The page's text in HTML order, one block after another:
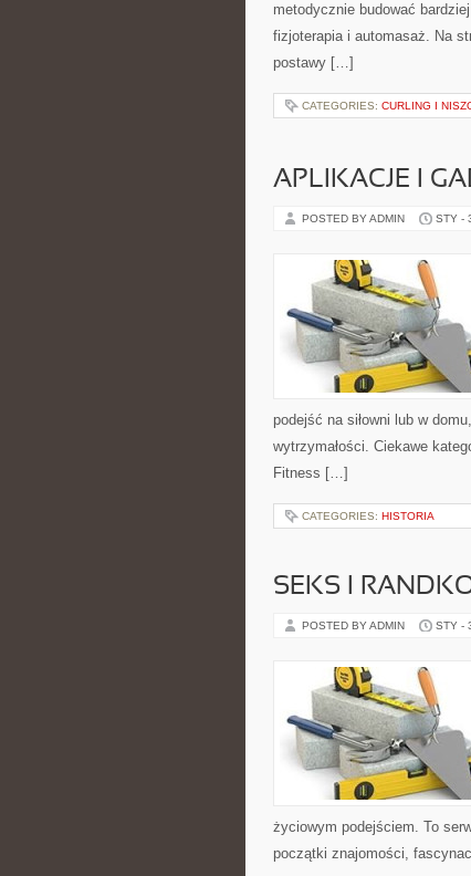
metodycznie budować
fizjoterapia i automasaż. Na
postawy […]
CATEGORIES: CURLING I
APLIKACJE I
POSTED BY ADMIN STY -
podejść na siłowni lub w
wytrzymałości. Ciekawe
Fitness […]
CATEGORIES: HISTORIA
SEKS I
POSTED BY ADMIN STY -
życiowym podejściem. To
początki znajomości,